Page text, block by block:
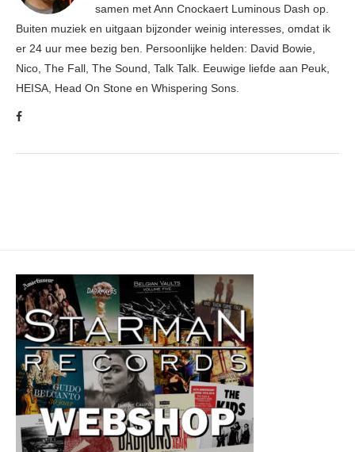
samen met Ann Cnockaert Luminous Dash op.
Buiten muziek en uitgaan bijzonder weinig interesses, omdat ik
er 24 uur mee bezig ben. Persoonlijke helden: David Bowie,
Nico, The Fall, The Sound, Talk Talk. Eeuwige liefde aan Peuk,
HEISA, Head On Stone en Whispering Sons.